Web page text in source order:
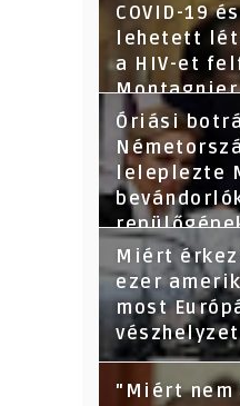
COVID-19
lehetett
a HIV-et
Montagnier
Óriási
leleplezte
hozták be-
kikérése
Miért
ezer
most
"Miért nem